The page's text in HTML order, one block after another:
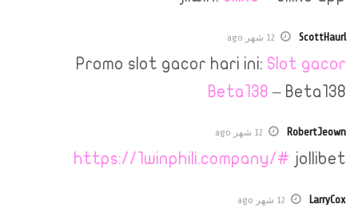
12 شهر ago
Promo slot gacor hari ini:
Beta138–
12 شهر ago
https://1winphili.company/#
12 شهر ago